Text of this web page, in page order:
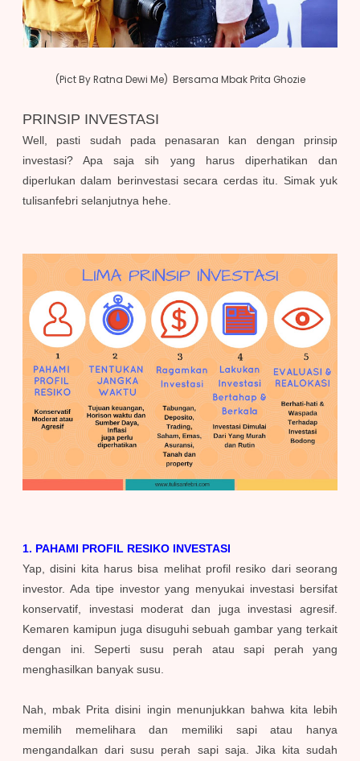
(Pict By Ratna Dewi Me) Bersama Mbak Prita Ghozie
PRINSIP INVESTASI
Well, pasti sudah pada penasaran kan dengan prinsip
investasi? Apa saja sih yang harus diperhatikan dan
diperlukan dalam berinvestasi secara cerdas itu. Simak yuk
tulisanfebri selanjutnya hehe.
1. PAHAMI PROFIL RESIKO INVESTASI
Yap, disini kita harus bisa melihat profil resiko dari seorang
investor. Ada tipe investor yang menyukai investasi bersifat
konservatif, investasi moderat dan juga investasi agresif.
Kemaren kamipun juga disuguhi sebuah gambar yang terkait
dengan ini. Seperti susu perah atau sapi perah yang
menghasilkan banyak susu.
Nah, mbak Prita disini ingin menunjukkan bahwa kita lebih
memilih memelihara dan memiliki sapi atau hanya
mengandalkan dari susu perah sapi saja. Jika kita sudah